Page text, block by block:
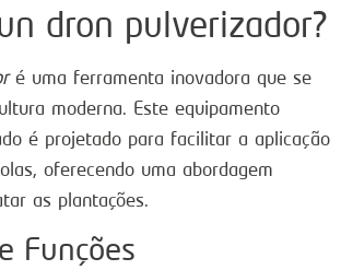
dron pulverizador?
é uma ferramenta inovadora que se
moderna. Este equipamento
é projetado para facilitar a aplicação
oferecendo uma abordagem
as plantações.
Funções